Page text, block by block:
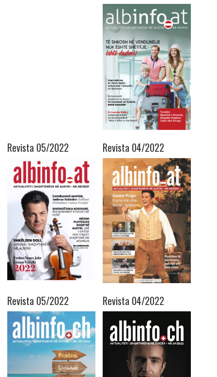
Revista 05/2022 Revista 04/2022
Revista 05/2022 Revista 04/2022